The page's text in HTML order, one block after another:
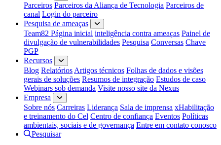
Parceiros Parceiros da Aliança de Tecnologia Parceiros de
canal Login do parceiro
Pesquisa de ameaças
Team82 Página inicial inteligência contra ameaças Painel de
divulgação de vulnerabilidades Pesquisa Conversas Chave
PGP
Recursos
Blog Relatórios Artigos técnicos Folhas de dados e visões
gerais de soluções Resumos de integração Estudos de caso
Webinars sob demanda Visite nosso site da Nexus
Empresa
Sobre nós Carreiras Liderança Sala de imprensa xHabilitação
e treinamento do Cel Centro de confiança Eventos Políticas
ambientais, sociais e de governança Entre em contato conosco
Pesquisar